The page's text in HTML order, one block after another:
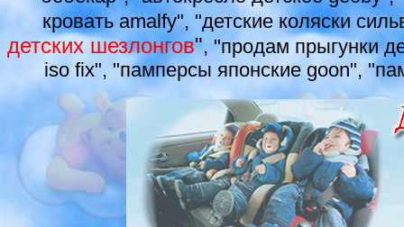
кровать amalfy", "детские коляски
детских шезлонгов", "продам прыгунки
iso fix", "памперсы японские goon",